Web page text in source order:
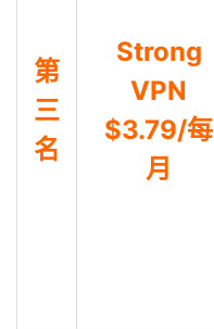
第
三
名
Strong
VPN
$3.79/每
月